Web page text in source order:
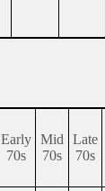
Early
70s
Mid
70s
Late
70s